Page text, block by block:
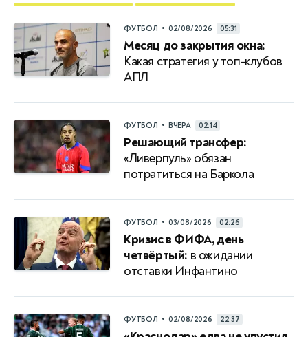
ФУТБОЛ • 02/08/2026 05:31
Месяц до закрытия окна:
Какая стратегия у топ-клубов
АПЛ
ФУТБОЛ • ВЧЕРА 02:14
Решающий трансфер:
«Ливерпуль» обязан
потратиться на Баркола
ФУТБОЛ • 03/08/2026 02:26
Кризис в ФИФА, день
четвёртый: в ожидании
отставки Инфантино
ФУТБОЛ • 02/08/2026 22:37